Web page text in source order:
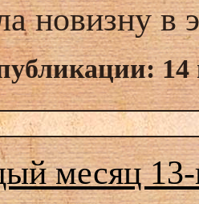
новизну
месяц 13-